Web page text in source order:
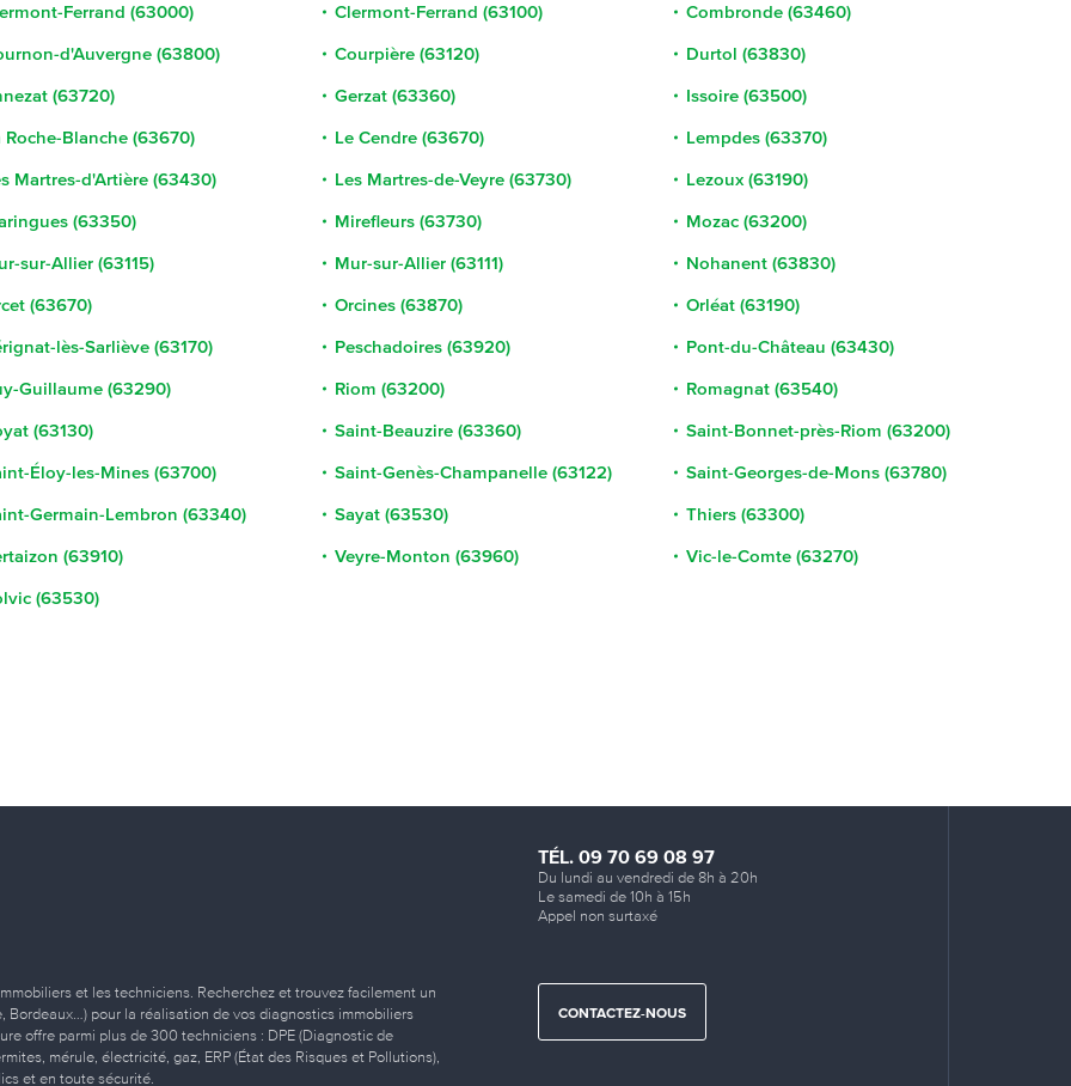
Ferrand (63000) Clermont-Ferrand (63100) Combronde (63460)
d'Auvergne (63800) Courpière (63120) Durtol (63830)
(63720) Gerzat (63360) Issoire (63500)
Roche-Blanche (63670) Le Cendre (63670) Lempdes (63370)
Martres-d'Artière (63430) Les Martres-de-Veyre (63730) Lezoux (63190)
(63350) Mirefleurs (63730) Mozac (63200)
sur-Allier (63115) Mur-sur-Allier (63111) Nohanent (63830)
(63670) Orcines (63870) Orléat (63190)
lès-Sarliève (63170) Peschadoires (63920) Pont-du-Château (63430)
Guillaume (63290) Riom (63200) Romagnat (63540)
(63130) Saint-Beauzire (63360) Saint-Bonnet-près-Riom (63200)
Éloy-les-Mines (63700) Saint-Genès-Champanelle (63122) Saint-Georges-de-Mons (63780)
Germain-Lembron (63340) Sayat (63530) Thiers (63300)
(63910) Veyre-Monton (63960) Vic-le-Comte (63270)
(63530)
et les techniciens. Recherchez et trouvez facilement un
Bordeaux…) pour la réalisation de vos diagnostics immobiliers
offre parmi plus de 300 techniciens : DPE (Diagnostic de
mérule, électricité, gaz, ERP (État des Risques et Pollutions),
et en toute sécurité.
TÉL. 09 70 69 08 97
Du lundi au vendredi de 8h à 20h
Le samedi de 10h à 15h
Appel non surtaxé
CONTACTEZ-NOUS